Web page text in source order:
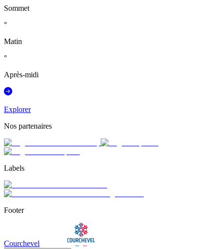
Sommet
°
Matin
°
Après-midi
Explorer
Nos partenaires
Labels
Footer
Courchevel